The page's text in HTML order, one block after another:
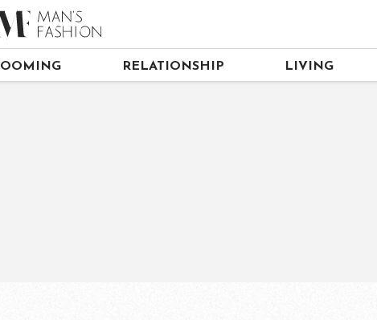
RELATIONSHIP LIVING